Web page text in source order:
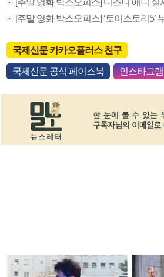
국제신문 카카오플러스 친구
국제신문 공식 페이스북 인스타그램